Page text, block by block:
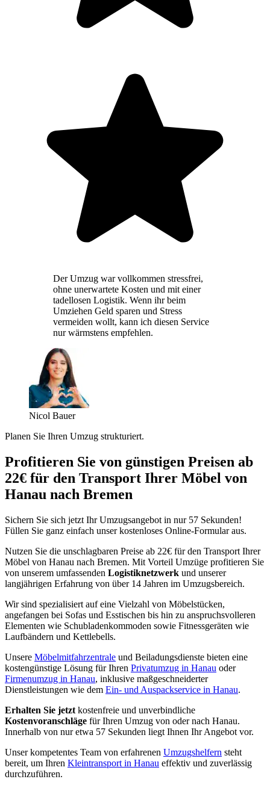
Der Umzug war vollkommen stressfrei,
ohne unerwartete Kosten und mit einer
tadellosen Logistik. Wenn ihr beim
Umziehen Geld sparen und Stress
vermeiden wollt, kann ich diesen Service
nur wärmstens empfehlen.
Nicol Bauer
Planen Sie Ihren Umzug strukturiert.
Profitieren Sie von günstigen Preisen ab
22€ für den Transport Ihrer Möbel von
Hanau nach Bremen
Sichern Sie sich jetzt Ihr Umzugsangebot in nur 57 Sekunden!
Füllen Sie ganz einfach unser kostenloses Online-Formular aus.
Nutzen Sie die unschlagbaren Preise ab 22€ für den Transport Ihrer
Möbel von Hanau nach Bremen. Mit Vorteil Umzüge profitieren Sie
von unserem umfassenden Logistiknetzwerk und unserer
langjährigen Erfahrung von über 14 Jahren im Umzugsbereich.
Wir sind spezialisiert auf eine Vielzahl von Möbelstücken,
angefangen bei Sofas und Esstischen bis hin zu anspruchsvolleren
Elementen wie Schubladenkommoden sowie Fitnessgeräten wie
Laufbändern und Kettlebells.
Unsere Möbelmitfahrzentrale und Beiladungsdienste bieten eine
kostengünstige Lösung für Ihren Privatumzug in Hanau oder
Firmenumzug in Hanau, inklusive maßgeschneiderter
Dienstleistungen wie dem Ein- und Auspackservice in Hanau.
Erhalten Sie jetzt kostenfreie und unverbindliche
Kostenvoranschläge für Ihren Umzug von oder nach Hanau.
Innerhalb von nur etwa 57 Sekunden liegt Ihnen Ihr Angebot vor.
Unser kompetentes Team von erfahrenen Umzugshelfern steht
bereit, um Ihren Kleintransport in Hanau effektiv und zuverlässig
durchzuführen.